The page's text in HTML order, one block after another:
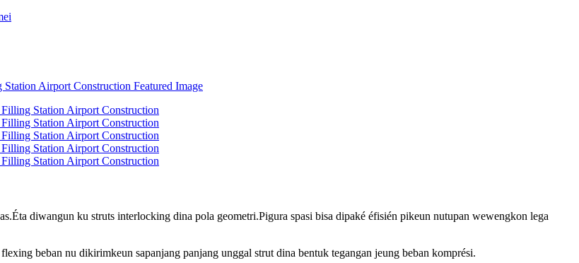
diwangun ku struts interlocking dina pola geometri.Pigura spasi bisa dipaké éfisién pikeun nutupan wewengkon lega
beban nu dikirimkeun sapanjang panjang unggal strut dina bentuk tegangan jeung beban komprési.